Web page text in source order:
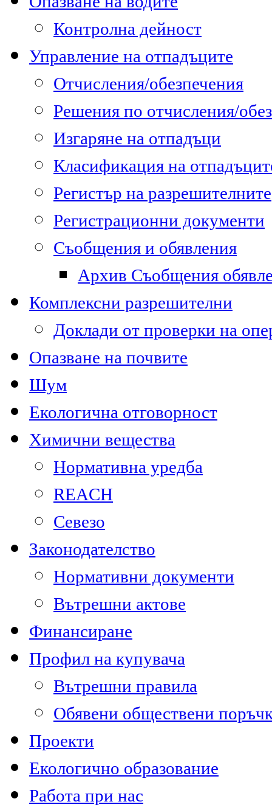
Контролна дейност
Управление на отпадъците
Отчисления/обезпечения
Решения по отчисления/
Изгаряне на отпадъци
Класификация на
Регистър на разрешителните
Регистрационни документи
Съобщения и обявления
Архив Съобщения
Комплексни разрешителни
Доклади от проверки на
Опазване на почвите
Шум
Екологична отговорност
Химични вещества
Нормативна уредба
REACH
Севезо
Законодателство
Нормативни документи
Вътрешни актове
Финансиране
Профил на купувача
Вътрешни правила
Обявени обществени
Проекти
Екологично образование
Работа при нас